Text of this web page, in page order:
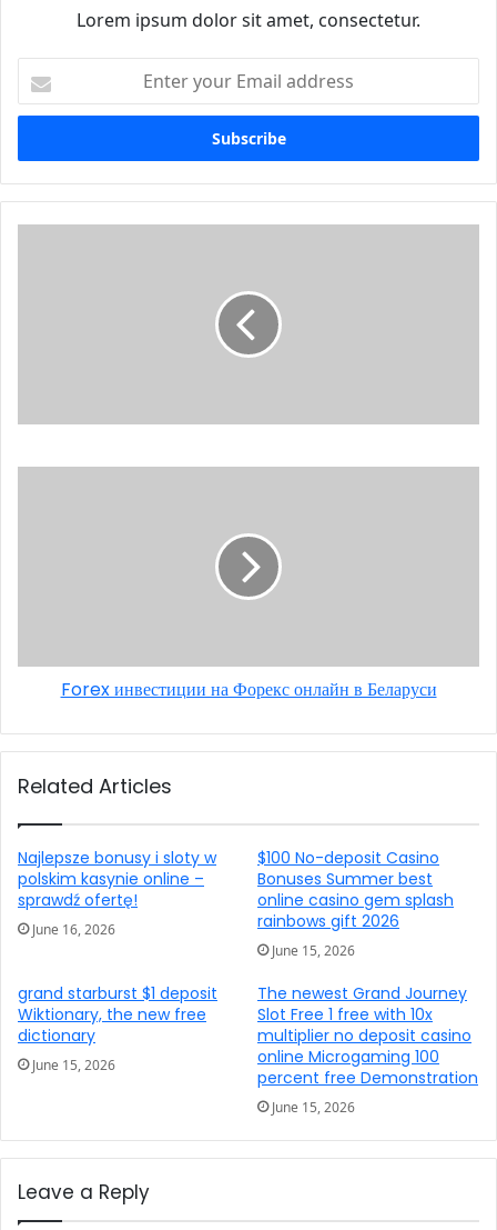
Lorem ipsum dolor sit amet, consectetur.
Forex инвестиции на Форекс онлайн в Беларуси
Related Articles
Najlepsze bonusy i sloty w
polskim kasynie online –
sprawdź ofertę!
June 16, 2026
$100 No-deposit Casino
Bonuses Summer best
online casino gem splash
rainbows gift 2026
June 15, 2026
grand starburst $1 deposit
Wiktionary, the new free
dictionary
June 15, 2026
The newest Grand Journey
Slot Free 1 free with 10x
multiplier no deposit casino
online Microgaming 100
percent free Demonstration
June 15, 2026
Leave a Reply